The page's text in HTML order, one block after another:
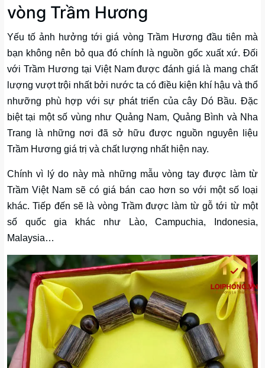
vòng Trầm Hương
Yếu tố ảnh hưởng tới giá vòng Trầm Hương đầu tiên mà
bạn không nên bỏ qua đó chính là nguồn gốc xuất xứ. Đối
với Trầm Hương tại Việt Nam được đánh giá là mang chất
lượng vượt trội nhất bởi nước ta có điều kiện khí hậu và thổ
nhưỡng phù hợp với sự phát triển của cây Dó Bầu. Đặc
biệt tại một số vùng như Quảng Nam, Quảng Bình và Nha
Trang là những nơi đã sở hữu được nguồn nguyên liệu
Trầm Hương giá trị và chất lượng nhất hiện nay.
Chính vì lý do này mà những mẫu vòng tay được làm từ
Trầm Việt Nam sẽ có giá bán cao hơn so với một số loại
khác. Tiếp đến sẽ là vòng Trầm được làm từ gỗ tới từ một
số quốc gia khác như Lào, Campuchia, Indonesia,
Malaysia…